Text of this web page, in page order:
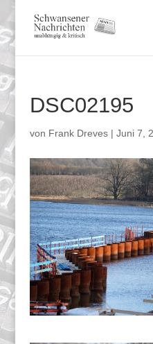
DSC02195
von Frank Dreves| Juni 7,